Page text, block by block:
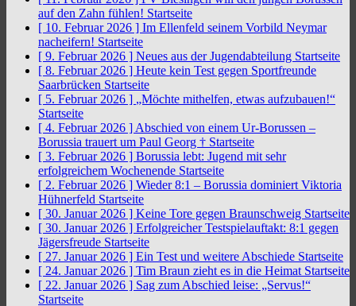
auf den Zahn fühlen! Startseite
[ 10. Februar 2026 ] Im Ellenfeld seinem Vorbild Neymar
nacheifern! Startseite
[ 9. Februar 2026 ] Neues aus der Jugendabteilung Startseite
[ 8. Februar 2026 ] Heute kein Test gegen Sportfreunde
Saarbrücken Startseite
[ 5. Februar 2026 ] „Möchte mithelfen, etwas aufzubauen!“
Startseite
[ 4. Februar 2026 ] Abschied von einem Ur-Borussen –
Borussia trauert um Paul Georg † Startseite
[ 3. Februar 2026 ] Borussia lebt: Jugend mit sehr
erfolgreichem Wochenende Startseite
[ 2. Februar 2026 ] Wieder 8:1 – Borussia dominiert Viktoria
Hühnerfeld Startseite
[ 30. Januar 2026 ] Keine Tore gegen Braunschweig Startseite
[ 30. Januar 2026 ] Erfolgreicher Testspielauftakt: 8:1 gegen
Jägersfreude Startseite
[ 27. Januar 2026 ] Ein Test und weitere Abschiede Startseite
[ 24. Januar 2026 ] Tim Braun zieht es in die Heimat Startseite
[ 22. Januar 2026 ] Sag zum Abschied leise: „Servus!“
Startseite